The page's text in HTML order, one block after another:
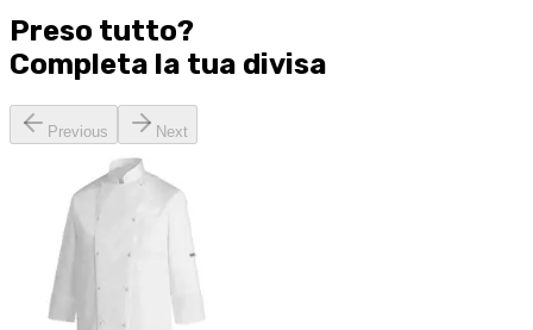
Preso tutto?
Completa la tua divisa
Previous Next